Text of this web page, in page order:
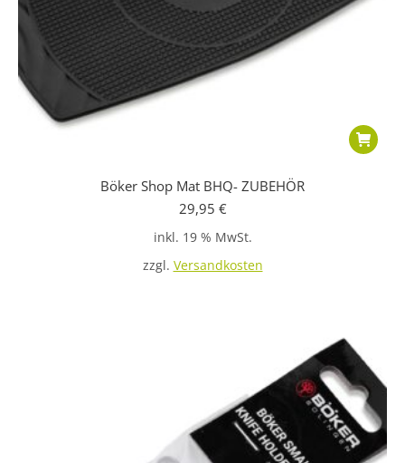
Böker Shop Mat BHQ- ZUBEHÖR
29,95 €
inkl. 19 % MwSt.
zzgl. Versandkosten